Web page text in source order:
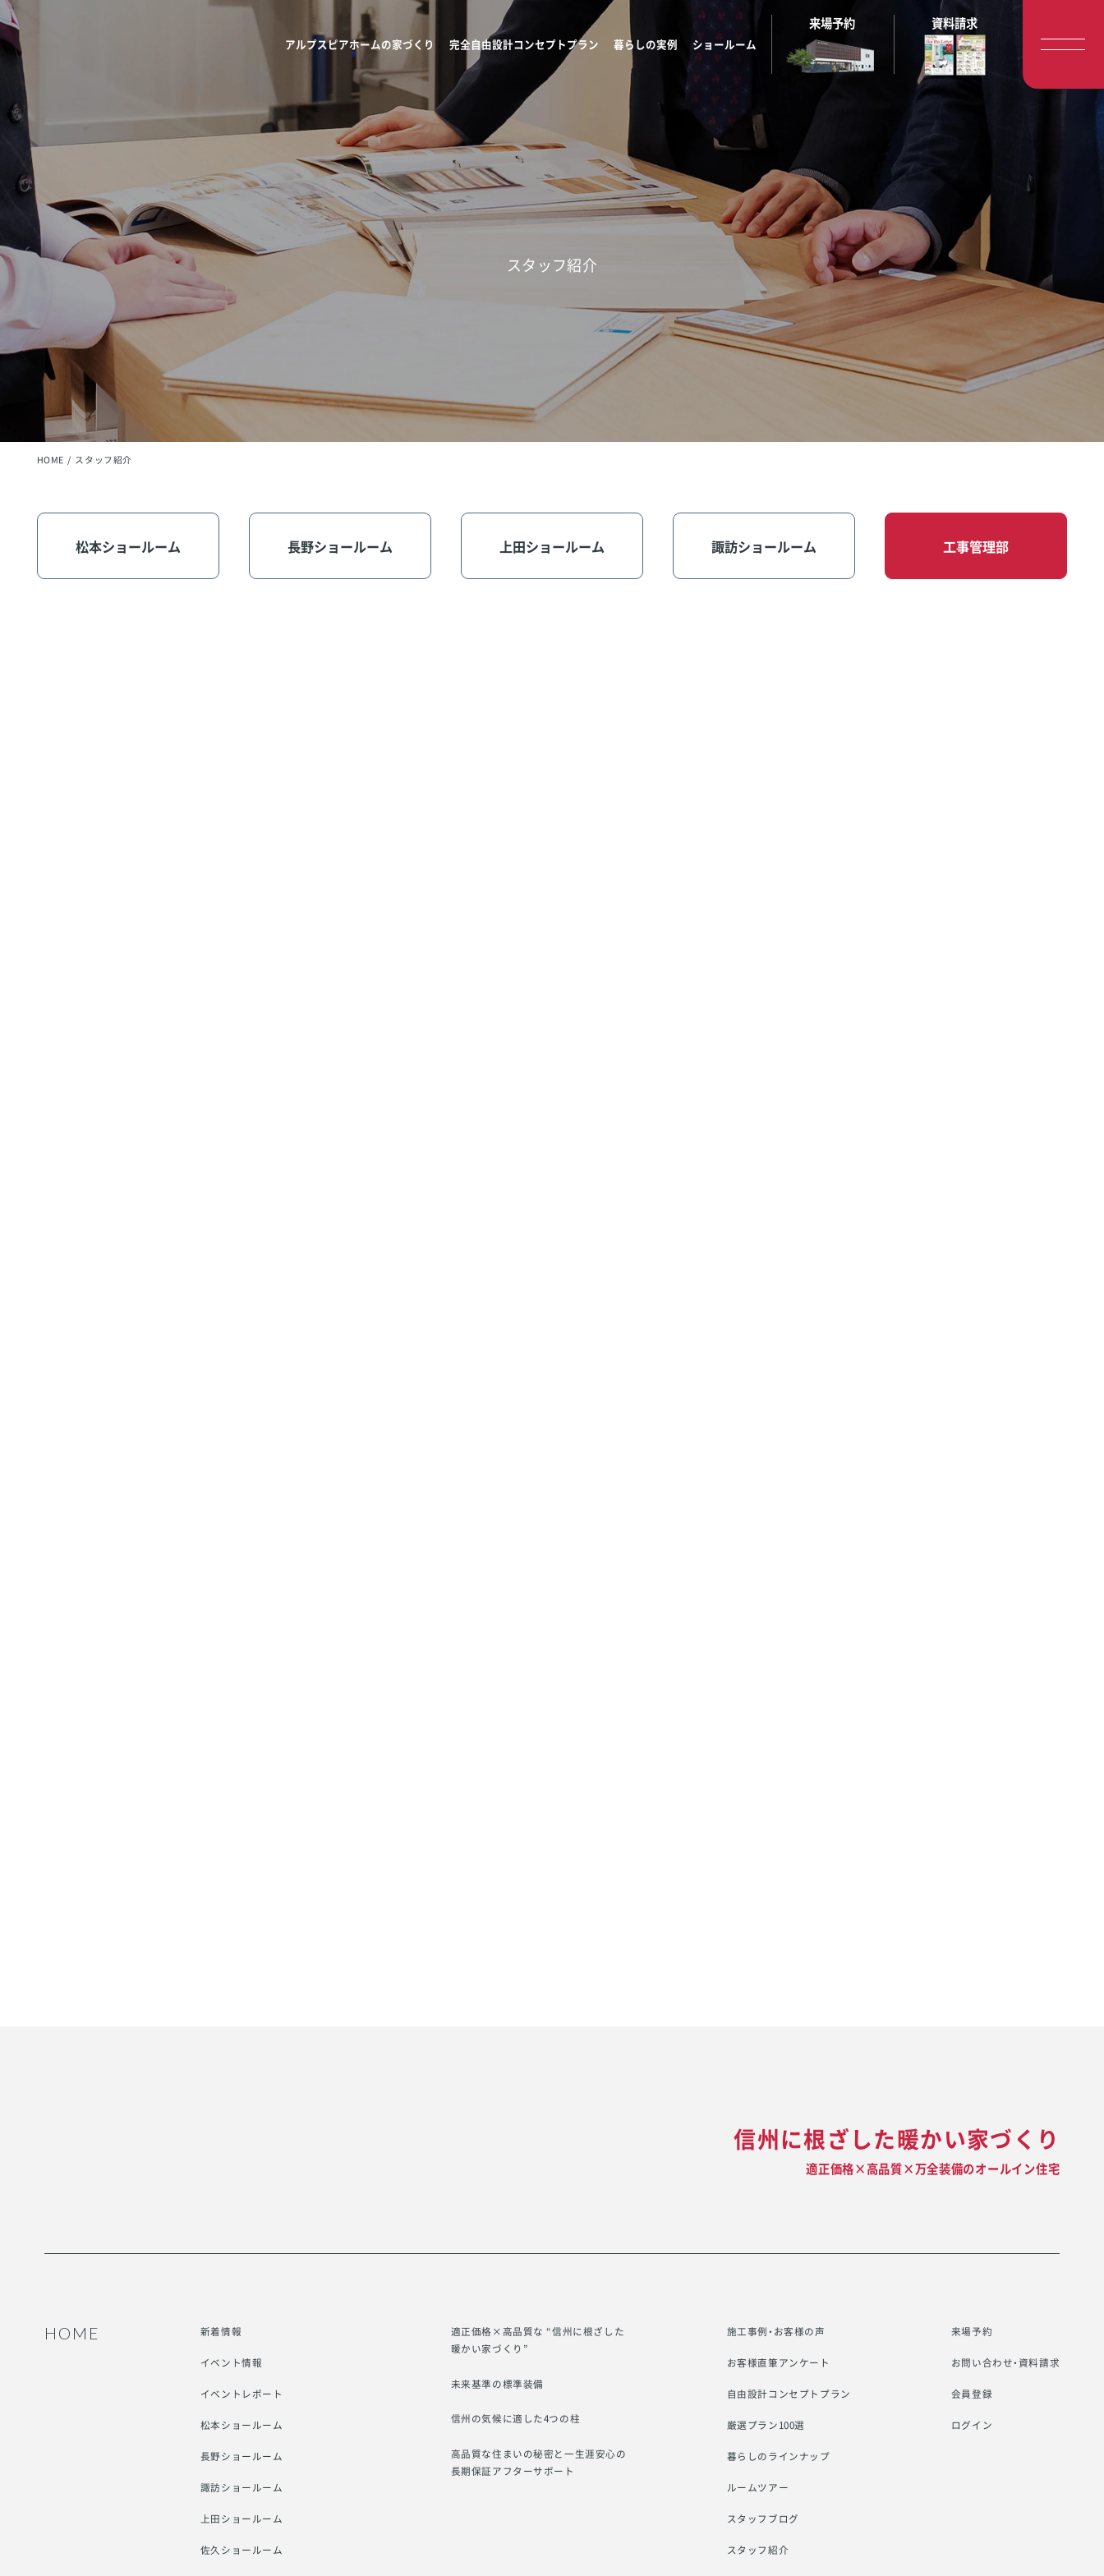
アルプスピアホームの家づくり 完全自由設計コンセプトプラン 暮らしの実例 ショールーム
来場予約 資料請求
スタッフ紹介
HOME スタッフ紹介
松本ショールーム 長野ショールーム 上田ショールーム 諏訪ショールーム 工事管理部
信州に根ざした暖かい家づくり
適正価格×高品質×万全装備のオールイン住宅
HOME 新着情報
イベント情報
イベントレポート
松本ショールーム
長野ショールーム
諏訪ショールーム
上田ショールーム
佐久ショールーム
適正価格×高品質な “信州に根ざした
暖かい家づくり”
未来基準の標準装備
信州の気候に適した4つの柱
高品質な住まいの秘密と一生涯安心の
長期保証アフターサポート
施工事例・お客様の声
お客様直筆アンケート
自由設計コンセプトプラン
厳選プラン100選
暮らしのラインナップ
ルームツアー
スタッフブログ
スタッフ紹介
来場予約
お問い合わせ・資料請求
会員登録
ログイン